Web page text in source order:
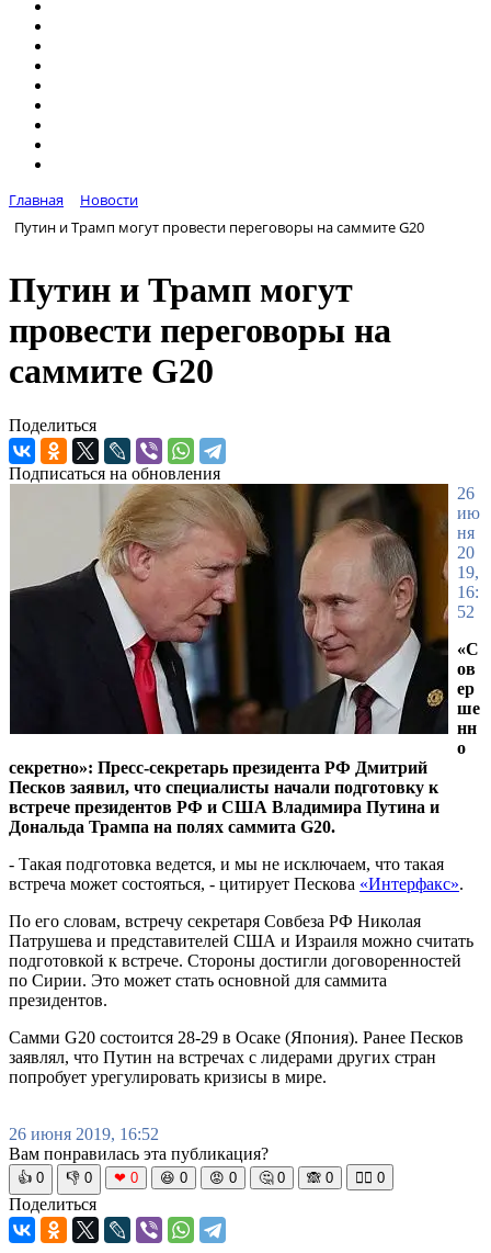
Главная
Новости
Путин и Трамп могут провести переговоры на саммите G20
Путин и Трамп могут
провести переговоры на
саммите G20
Поделиться
Подписаться на обновления
26
ию
ня
20
19,
16:
52
«С
ов
ер
ше
нн
о
секретно»: Пресс-секретарь президента РФ Дмитрий
Песков заявил, что специалисты начали подготовку к
встрече президентов РФ и США Владимира Путина и
Дональда Трампа на полях саммита G20.
- Такая подготовка ведется, и мы не исключаем, что такая
встреча может состояться, - цитирует Пескова «Интерфакс».
По его словам, встречу секретаря Совбеза РФ Николая
Патрушева и представителей США и Израиля можно считать
подготовкой к встрече. Стороны достигли договоренностей
по Сирии. Это может стать основной для саммита
президентов.
Самми G20 состоится 28-29 в Осаке (Япония). Ранее Песков
заявлял, что Путин на встречах с лидерами других стран
попробует урегулировать кризисы в мире.
26 июня 2019, 16:52
Вам понравилась эта публикация?
👍 0 👎 0 ❤ 0 😆 0 😡 0 🤔 0 🙈 0 🧘‍♀️ 0
Поделиться